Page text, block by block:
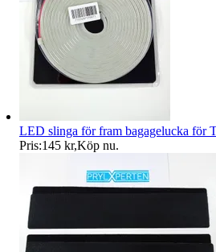
LED slinga för fram bagagelucka för
Pris:145 kr,Köp nu.